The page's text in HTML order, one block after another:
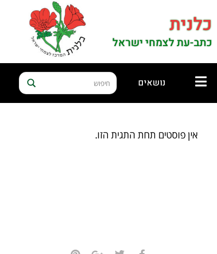
כלנית
כתב-עת לצמחי ישראל
נושאים
אין פוסטים תחת התגית הזו.